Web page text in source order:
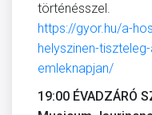
történésszel.
https://gyor.hu/a-
helyszinen-
emleknapjan/
19:00 ÉVADZÁRÓ